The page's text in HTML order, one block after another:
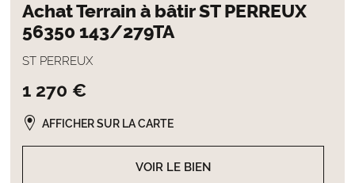
Achat Terrain à bâtir ST PERREUX
56350 143/279TA
ST PERREUX
1 270 €
VOIR LE BIEN
AFFICHER SUR LA CARTE